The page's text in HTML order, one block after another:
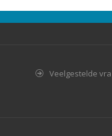
Veelgestelde